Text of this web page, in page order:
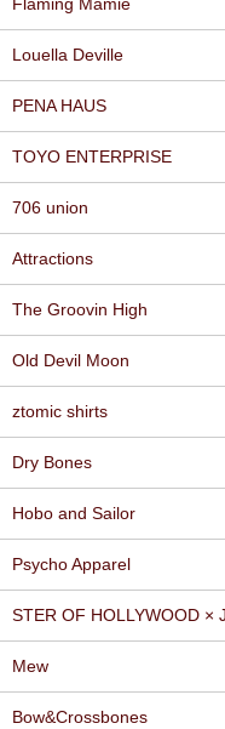
Flaming Mamie
Louella Deville
PENA HAUS
TOYO ENTERPRISE
706 union
Attractions
The Groovin High
Old Devil Moon
ztomic shirts
Dry Bones
Hobo and Sailor
Psycho Apparel
STER OF HOLLYWOOD ×
Mew
Bow&Crossbones